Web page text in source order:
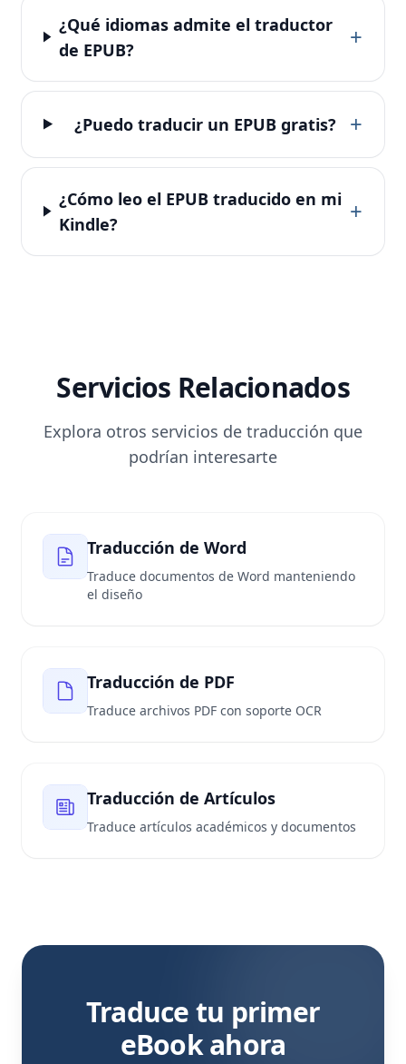
¿Qué idiomas admite el traductor
de EPUB?
+
¿Puedo traducir un EPUB gratis? +
¿Cómo leo el EPUB traducido en mi
Kindle?
+
Servicios Relacionados
Explora otros servicios de traducción que
podrían interesarte
Traducción de Word
Traduce documentos de Word manteniendo
el diseño
Traducción de PDF
Traduce archivos PDF con soporte OCR
Traducción de Artículos
Traduce artículos académicos y documentos
Traduce tu primer
eBook ahora